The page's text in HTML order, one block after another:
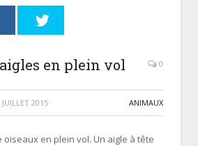
en plein vol 0
JUILLET 2015 ANIMAUX
en plein vol. Un aigle à tête